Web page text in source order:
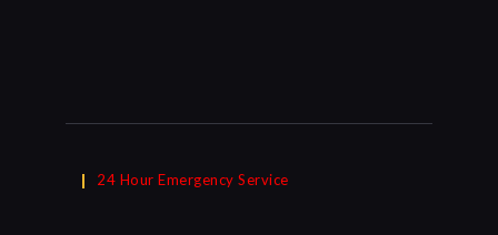
24 Hour Emergency Service